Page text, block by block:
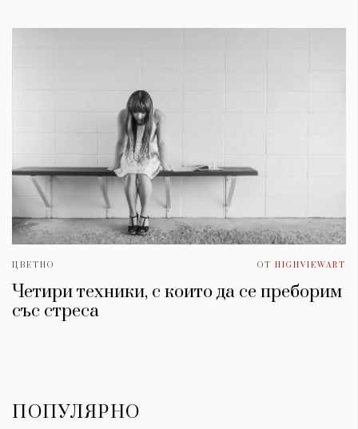
ЦВЕТНО ОТ HIGHVIEWART
Четири техники, с които да се преборим
със стреса
ПОПУЛЯРНО